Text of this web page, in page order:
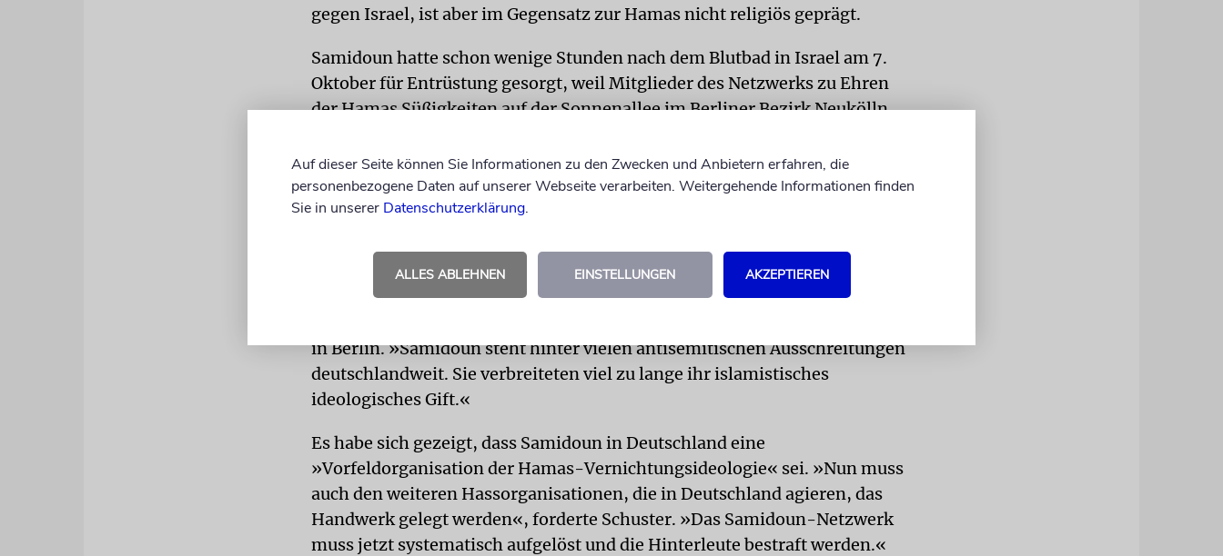
gegen Israel, ist aber im Gegensatz zur Hamas nicht religiös geprägt.
Samidoun hatte schon wenige Stunden nach dem Blutbad in Israel am 7.
Oktober für Entrüstung gesorgt, weil Mitglieder des Netzwerks zu Ehren
der Hamas Süßigkeiten auf der Sonnenallee im Berliner Bezirk Neukölln
Kanzler Olaf Scholz (SPD) hatte bereits kurz nach dem Terrorangriff der
Hamas auf Israel Anfang Oktober ein Betätigungsverbot für die beiden
eines Verbots ist sehr ungewöhnlich.
Der Zentralrat der Juden hat das Samidoun-Verbot begrüßt. »Dieses Verbot
in Berlin. »Samidoun steht hinter vielen antisemitischen Ausschreitungen
deutschlandweit. Sie verbreiteten viel zu lange ihr islamistisches
ideologisches Gift.«
Es habe sich gezeigt, dass Samidoun in Deutschland eine
»Vorfeldorganisation der Hamas-Vernichtungsideologie« sei. »Nun muss
auch den weiteren Hassorganisationen, die in Deutschland agieren, das
Handwerk gelegt werden«, forderte Schuster. »Das Samidoun-Netzwerk
muss jetzt systematisch aufgelöst und die Hinterleute bestraft werden.«
Auf dieser Seite können Sie Informationen zu den Zwecken und Anbietern erfahren, die
personenbezogene Daten auf unserer Webseite verarbeiten. Weitergehende Informationen finden
Sie in unserer Datenschutzerklärung.
ALLES ABLEHNEN EINSTELLUNGEN AKZEPTIEREN